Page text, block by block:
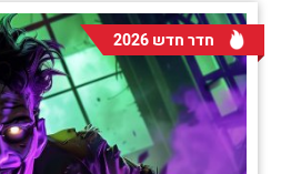
חדר חדש 2026